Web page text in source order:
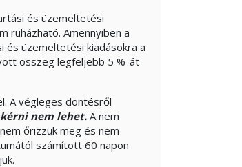
és üzemeltetési
ruházható. Amennyiben a
és üzemeltetési kiadásokra a
összeg legfeljebb 5 %-át
A végleges döntésről
nem lehet. A nem
őrizzük meg és nem
számított 60 napon